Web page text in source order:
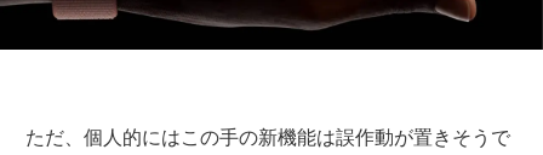
ただ、個人的にはこの手の新機能は誤作動が置きそうで